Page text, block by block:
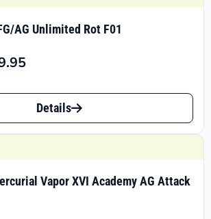
AG Unlimited Rot F01
Details
Vapor XVI Academy AG Attack